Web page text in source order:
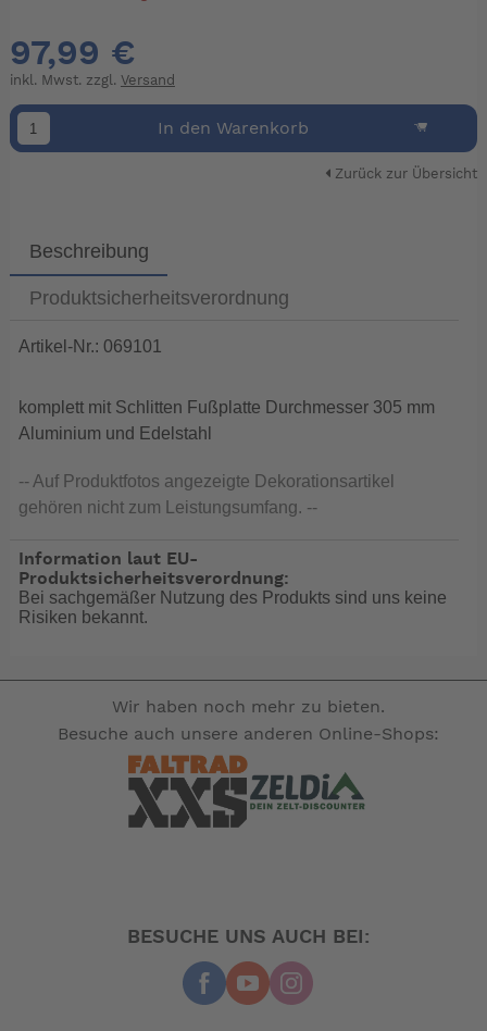
97,99 €
inkl. Mwst. zzgl. Versand
In den Warenkorb
Zurück zur Übersicht
Beschreibung
Produktsicherheitsverordnung
Artikel-Nr.: 069101
komplett mit Schlitten Fußplatte Durchmesser 305 mm
Aluminium und Edelstahl
-- Auf Produktfotos angezeigte Dekorationsartikel
gehören nicht zum Leistungsumfang. --
Information laut EU-
Produktsicherheitsverordnung:
Bei sachgemäßer Nutzung des Produkts sind uns keine
Risiken bekannt.
Wir haben noch mehr zu bieten.
Besuche auch unsere anderen Online-Shops:
BESUCHE UNS AUCH BEI: